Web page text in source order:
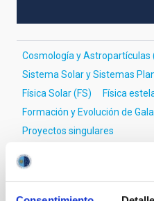
Cosmología y Astropartículas
Sistema Solar y Sistemas
Física Solar (FS)
Física
Formación y Evolución de
Proyectos singulares
Instrumentación microondas